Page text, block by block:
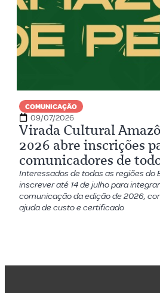
COMUNICAÇÃO
09/07/2026
Virada Cultural
2026 abre inscrições
comunicadores de
Interessados de todas as regiões do
inscrever até 14 de julho para
comunicação da edição de 2026,
ajuda de custo e certificado